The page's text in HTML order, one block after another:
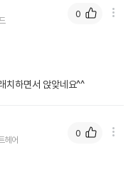
치하면서 앉앚네요^^
0
헤어
0